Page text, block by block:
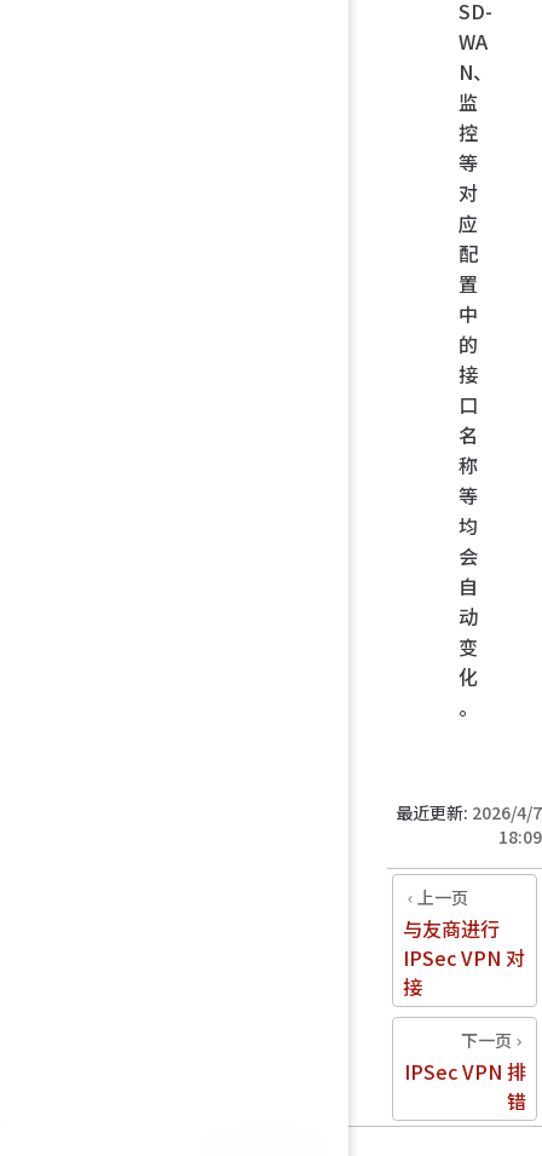
SD-
WA
N、
监
控
等
对
应
配
置
中
的
接
口
名
称
等
均
会
自
动
变
化
。
最近更新: 2026/4/7
18:09
上一页
与友商进行
IPSec VPN 对
接
下一页
IPSec VPN 排
错